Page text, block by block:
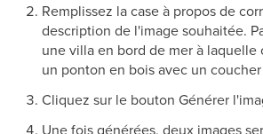
Remplissez la case à propos de
description de l'image souhaitée.
une villa en bord de mer à laquelle
un ponton en bois avec un
Cliquez sur le bouton Générer
Une fois générées, deux images